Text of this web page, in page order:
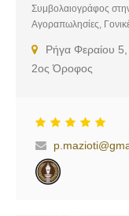
Συμβολαιογράφος
Αγοραπωλησίες,
Ρήγα Φεραίου
2ος Όροφος